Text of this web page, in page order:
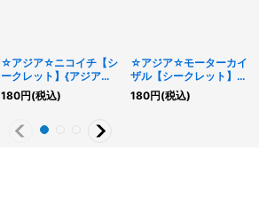
☆アジア☆ニコイチ【シ
ークレット】{アジア
25PP-JP002}《魔法》
180円(税込)
☆アジア☆モーターカイ
ザル【シークレット】
{アジア25PP-JP001}
《モンスター》
180円(税込)